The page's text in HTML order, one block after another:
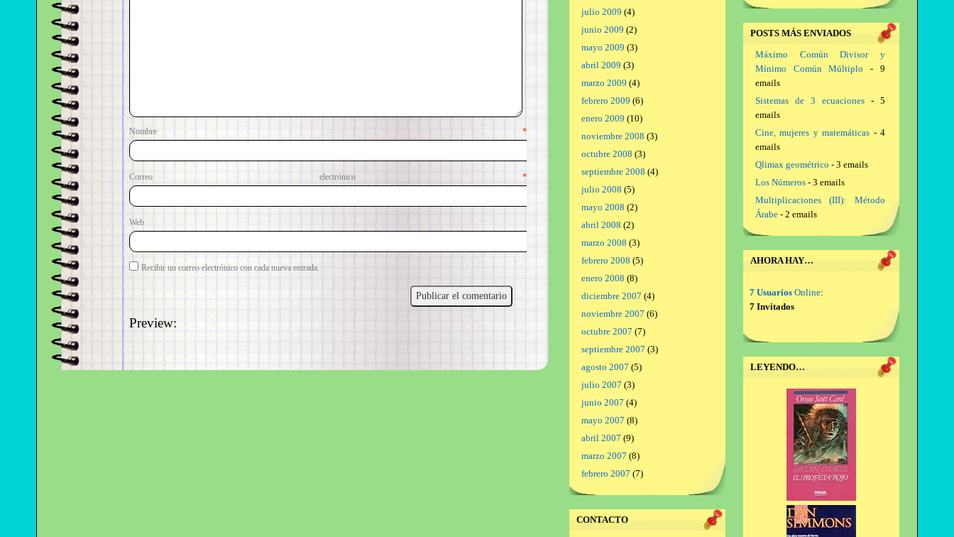
Nombre *
Correo electrónico *
Web
Recibir un correo electrónico con cada nueva entrada.
Preview:
julio 2009 (4)
junio 2009 (2)
mayo 2009 (3)
abril 2009 (3)
marzo 2009 (4)
febrero 2009 (6)
enero 2009 (10)
noviembre 2008 (3)
octubre 2008 (3)
septiembre 2008 (4)
julio 2008 (5)
mayo 2008 (2)
abril 2008 (2)
marzo 2008 (3)
febrero 2008 (5)
enero 2008 (8)
diciembre 2007 (4)
noviembre 2007 (6)
octubre 2007 (7)
septiembre 2007 (3)
agosto 2007 (5)
julio 2007 (3)
junio 2007 (4)
mayo 2007 (8)
abril 2007 (9)
marzo 2007 (8)
febrero 2007 (7)
CONTACTO
POSTS MÁS ENVIADOS
Máximo Común Divisor y
Mínimo Común Múltiplo - 9
emails
Sistemas de 3 ecuaciones- 5
emails
Cine, mujeres y matemáticas - 4
emails
Qlimax geométrico - 3 emails
Los Números- 3 emails
Multiplicaciones (III): Método
Árabe- 2 emails
AHORA HAY…
7 Usuarios Online:
7 Invitados
LEYENDO…